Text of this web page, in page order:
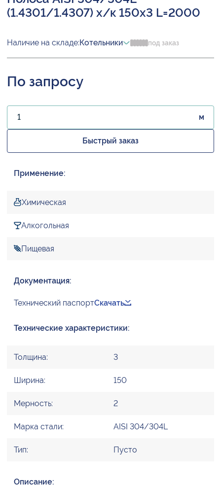
(1.4301/1.4307) х/к 150х3 L=2000
Наличие на складе:Котельники под заказ
По запросу
м
Быстрый заказ
Применение:
Химическая
Алкогольная
Пищевая
Документация:
Технический паспортСкачать
Технические характеристики:
Толщина: 3
Ширина: 150
Мерность: 2
Марка стали: AISI 304/304L
Тип: Пусто
Описание: